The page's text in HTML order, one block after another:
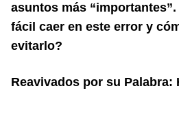
asuntos más
fácil caer en este error y
evitarlo?
Reavivados por su Palabra: